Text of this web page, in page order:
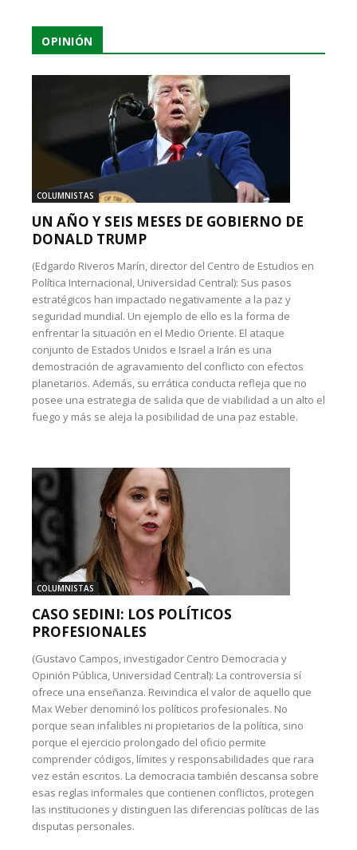
OPINIÓN
COLUMNISTAS
UN AÑO Y SEIS MESES DE GOBIERNO DE
DONALD TRUMP
(Edgardo Riveros Marín, director del Centro de Estudios en
Política Internacional, Universidad Central): Sus pasos
estratégicos han impactado negativamente a la paz y
seguridad mundial. Un ejemplo de ello es la forma de
enfrentar la situación en el Medio Oriente. El ataque
conjunto de Estados Unidos e Israel a Irán es una
demostración de agravamiento del conflicto con efectos
planetarios. Además, su errática conducta refleja que no
posee una estrategia de salida que de viabilidad a un alto el
fuego y más se aleja la posibilidad de una paz estable.
COLUMNISTAS
CASO SEDINI: LOS POLÍTICOS
PROFESIONALES
(Gustavo Campos, investigador Centro Democracia y
Opinión Pública, Universidad Central): La controversia sí
ofrece una enseñanza. Reivindica el valor de aquello que
Max Weber denominó los políticos profesionales. No
porque sean infalibles ni propietarios de la política, sino
porque el ejercicio prolongado del oficio permite
comprender códigos, límites y responsabilidades que rara
vez están escritos. La democracia también descansa sobre
esas reglas informales que contienen conflictos, protegen
las instituciones y distinguen las diferencias políticas de las
disputas personales.